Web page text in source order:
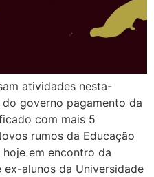
atividades nesta-
governo pagamento da
com mais 5
rumos da Educação
hoje em encontro da
ex-alunos da Universidade